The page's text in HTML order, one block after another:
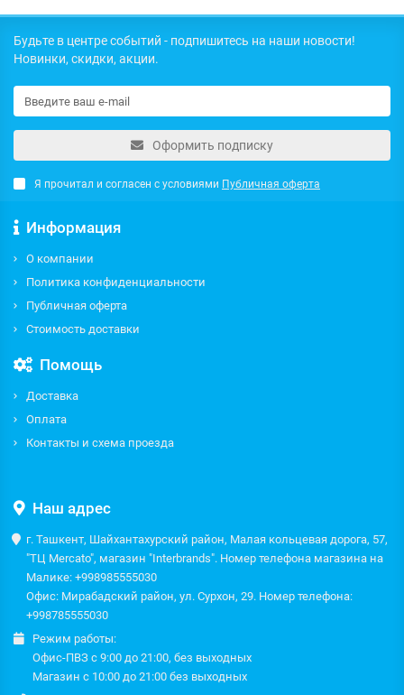
Будьте в центре событий - подпишитесь на наши новости!
Новинки, скидки, акции.
Оформить подписку
Я прочитал и согласен с условиями Публичная оферта
Информация
О компании
Политика конфиденциальности
Публичная оферта
Стоимость доставки
Помощь
Доставка
Оплата
Контакты и схема проезда
Наш адрес
г. Ташкент, Шайхантахурский район, Малая кольцевая дорога, 57,
"ТЦ Mercato", магазин "Interbrands". Номер телефона магазина на
Малике: +998985555030
Офис: Мирабадский район, ул. Сурхон, 29. Номер телефона:
+998785555030
Режим работы:
Офис-ПВЗ с 9:00 до 21:00, без выходных
Магазин с 10:00 до 21:00 без выходных